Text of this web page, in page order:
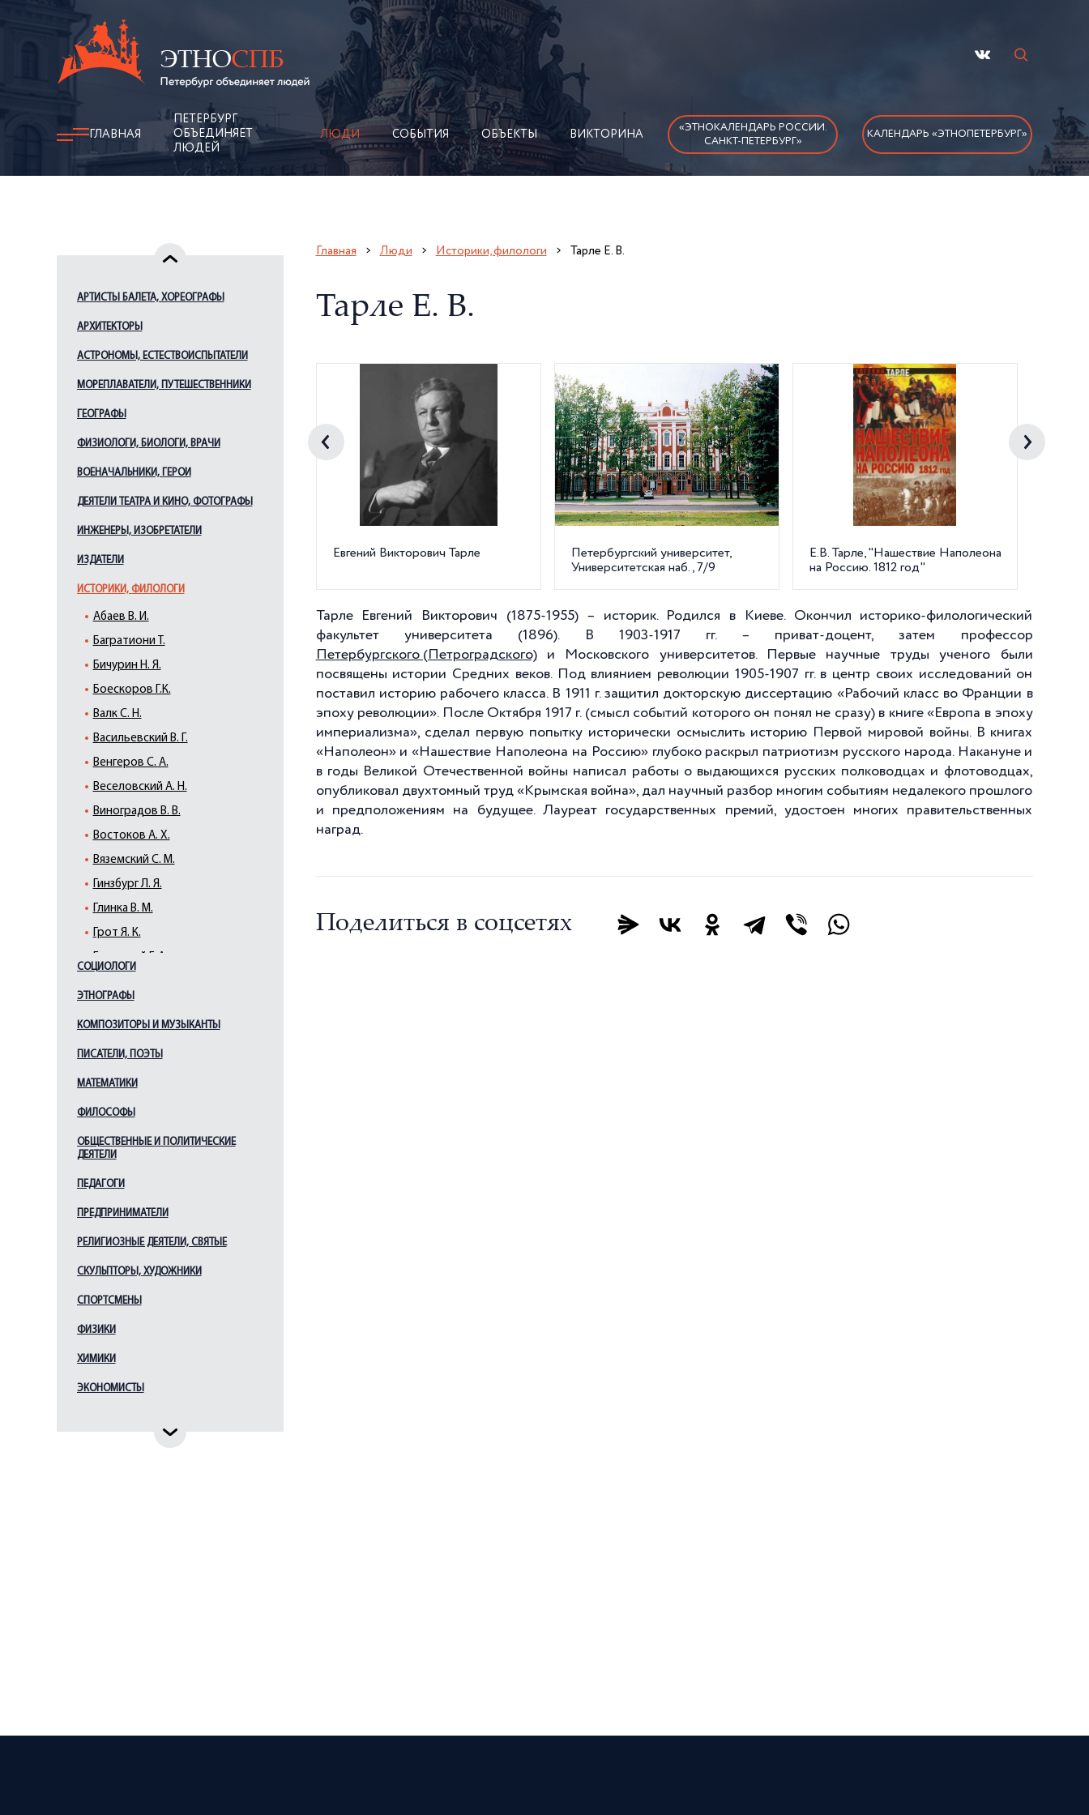
ГЛАВНАЯ
ПЕТЕРБУРГ
ОБЪЕДИНЯЕТ
ЛЮДЕЙ
ЛЮДИ СОБЫТИЯ ОБЪЕКТЫ ВИКТОРИНА
«ЭТНОКАЛЕНДАРЬ РОССИИ.
САНКТ-ПЕТЕРБУРГ»
КАЛЕНДАРЬ «ЭТНОПЕТЕРБУРГ»
АРТИСТЫ БАЛЕТА, ХОРЕОГРАФЫ
АРХИТЕКТОРЫ
АСТРОНОМЫ, ЕСТЕСТВОИСПЫТАТЕЛИ
МОРЕПЛАВАТЕЛИ, ПУТЕШЕСТВЕННИКИ
ГЕОГРАФЫ
ФИЗИОЛОГИ, БИОЛОГИ, ВРАЧИ
ВОЕНАЧАЛЬНИКИ, ГЕРОИ
ДЕЯТЕЛИ ТЕАТРА И КИНО, ФОТОГРАФЫ
ИНЖЕНЕРЫ, ИЗОБРЕТАТЕЛИ
ИЗДАТЕЛИ
ИСТОРИКИ, ФИЛОЛОГИ
Абаев В. И.
Багратиони Т.
Бичурин Н. Я.
Боескоров Г.К.
Валк С. Н.
Васильевский В. Г.
Венгеров С. А.
Веселовский А. Н.
Виноградов В. В.
Востоков А. Х.
Вяземский С. М.
Гинзбург Л. Я.
Глинка В. М.
Грот Я. К.
Егоров В. Г.
Елагин И. П.
Жебелёв С. А.
Иофе В. В.
Казембек А. К.
Карсавин Л. П.
Катанов Н. Ф.
Каюм Насыри
Ключевский В. О.
Курбатов В. Я.
Лихачев Д. С.
Соллертинский И. И.
СОЦИОЛОГИ
ЭТНОГРАФЫ
КОМПОЗИТОРЫ И МУЗЫКАНТЫ
ПИСАТЕЛИ, ПОЭТЫ
МАТЕМАТИКИ
ФИЛОСОФЫ
ОБЩЕСТВЕННЫЕ И ПОЛИТИЧЕСКИЕ
ДЕЯТЕЛИ
ПЕДАГОГИ
ПРЕДПРИНИМАТЕЛИ
РЕЛИГИОЗНЫЕ ДЕЯТЕЛИ, СВЯТЫЕ
СКУЛЬПТОРЫ, ХУДОЖНИКИ
СПОРТСМЕНЫ
ФИЗИКИ
ХИМИКИ
ЭКОНОМИСТЫ
Главная Люди Историки, филологи Тарле Е. В.
Тарле Е. В.
Евгений Викторович Тарле
Петербургский университет,
Университетская наб., 7/9
Е.В. Тарле, "Нашествие Наполеона
на Россию. 1812 год"
Тарле Евгений Викторович (1875-1955) – историк. Родился в Киеве. Окончил историко-филологический
факультет университета (1896). В 1903-1917 гг. – приват-доцент, затем профессор
Петербургского (Петроградского)и Московского университетов. Первые научные труды ученого были
посвящены истории Средних веков. Под влиянием революции 1905-1907 гг. в центр своих исследований он
поставил историю рабочего класса. В 1911 г. защитил докторскую диссертацию «Рабочий класс во Франции в
эпоху революции». После Октября 1917 г. (смысл событий которого он понял не сразу) в книге «Европа в эпоху
империализма», сделал первую попытку исторически осмыслить историю Первой мировой войны. В книгах
«Наполеон» и «Нашествие Наполеона на Россию» глубоко раскрыл патриотизм русского народа. Накануне и
в годы Великой Отечественной войны написал работы о выдающихся русских полководцах и флотоводцах,
опубликовал двухтомный труд «Крымская война», дал научный разбор многим событиям недалекого прошлого
и предположениям на будущее. Лауреат государственных премий, удостоен многих правительственных
наград.
Поделиться в соцсетях